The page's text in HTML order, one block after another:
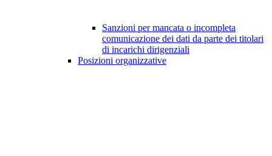
Sanzioni per mancata o incompleta
comunicazione dei dati da parte dei titolari
di incarichi dirigenziali
Posizioni organizzative